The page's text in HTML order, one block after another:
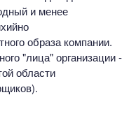
и менее
образа компании.
"лица" организации -
области